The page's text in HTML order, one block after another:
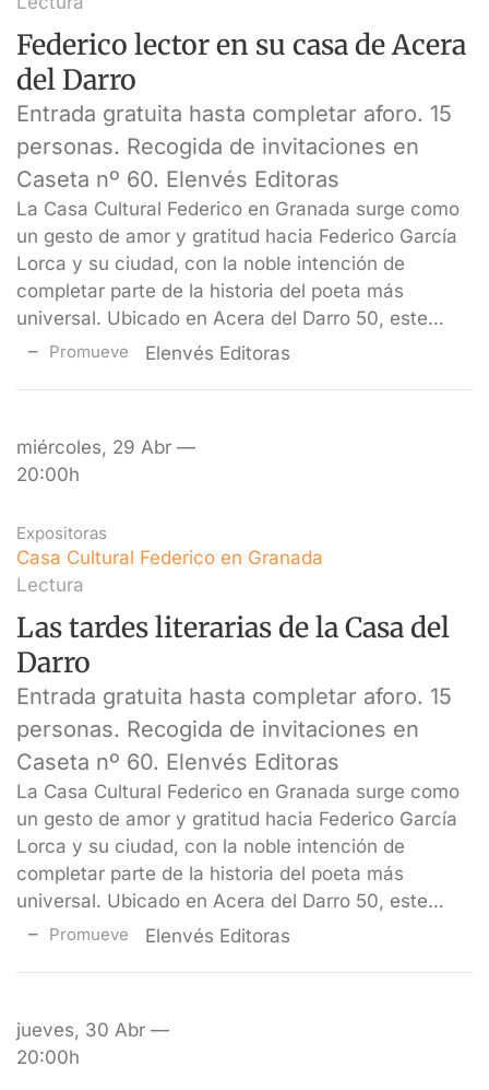
Federico lector en su casa de Acera
del Darro
Entrada gratuita hasta completar aforo. 15
personas. Recogida de invitaciones en
Caseta nº 60. Elenvés Editoras
La Casa Cultural Federico en Granada surge como
un gesto de amor y gratitud hacia Federico García
Lorca y su ciudad, con la noble intención de
completar parte de la historia del poeta más
universal. Ubicado en Acera del Darro 50, este…
Promueve Elenvés Editoras
miércoles, 29 Abr —
20:00h
Expositoras
Casa Cultural Federico en Granada
Lectura
Las tardes literarias de la Casa del
Darro
Entrada gratuita hasta completar aforo. 15
personas. Recogida de invitaciones en
Caseta nº 60. Elenvés Editoras
La Casa Cultural Federico en Granada surge como
un gesto de amor y gratitud hacia Federico García
Lorca y su ciudad, con la noble intención de
completar parte de la historia del poeta más
universal. Ubicado en Acera del Darro 50, este…
Promueve Elenvés Editoras
jueves, 30 Abr —
20:00h